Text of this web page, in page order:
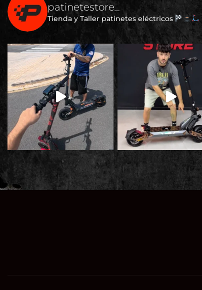
patinetestore_
Tienda y Taller patinetes eléctricos